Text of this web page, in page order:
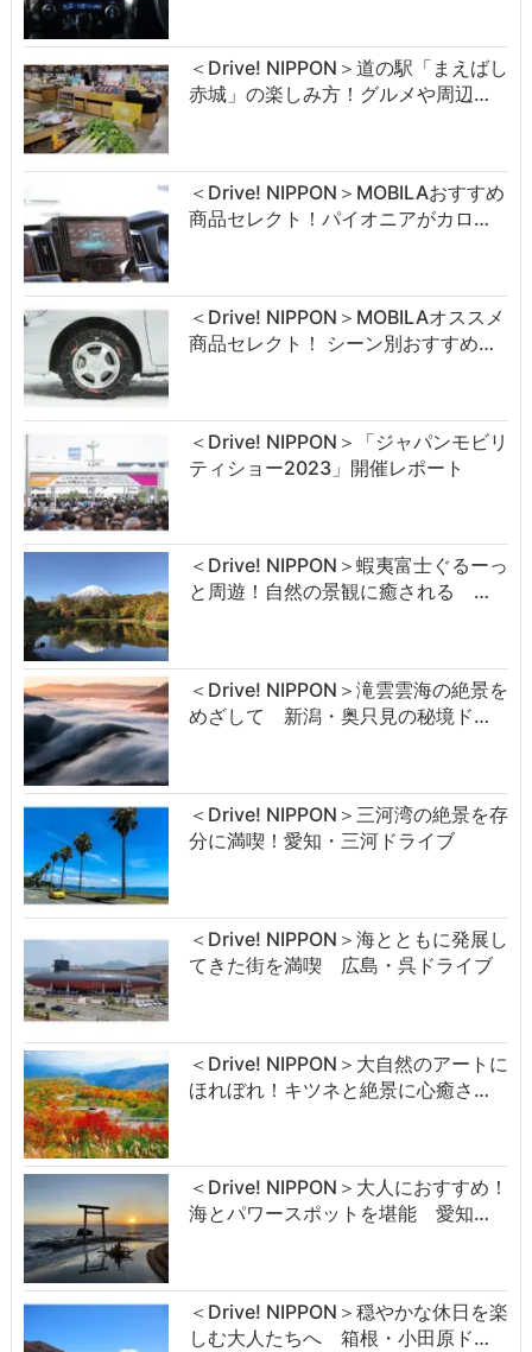
＜Drive! NIPPON＞道の駅「まえばし
赤城」の楽しみ方！グルメや周辺…
＜Drive! NIPPON＞MOBILAおすすめ
商品セレクト！パイオニアがカロ…
＜Drive! NIPPON＞MOBILAオススメ
商品セレクト！ シーン別おすすめ…
＜Drive! NIPPON＞「ジャパンモビリ
ティショー2023」開催レポート
＜Drive! NIPPON＞蝦夷富士ぐるーっ
と周遊！自然の景観に癒される …
＜Drive! NIPPON＞滝雲雲海の絶景を
めざして 新潟・奥只見の秘境ド…
＜Drive! NIPPON＞三河湾の絶景を存
分に満喫！愛知・三河ドライブ
＜Drive! NIPPON＞海とともに発展し
てきた街を満喫 広島・呉ドライブ
＜Drive! NIPPON＞大自然のアートに
ほれぼれ！キツネと絶景に心癒さ…
＜Drive! NIPPON＞大人におすすめ！
海とパワースポットを堪能 愛知…
＜Drive! NIPPON＞穏やかな休日を楽
しむ大人たちへ 箱根・小田原ド…